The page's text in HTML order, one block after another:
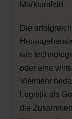
Marktumfeld.
Die
wie
oder eine
Vielmehr
Logistik als
die